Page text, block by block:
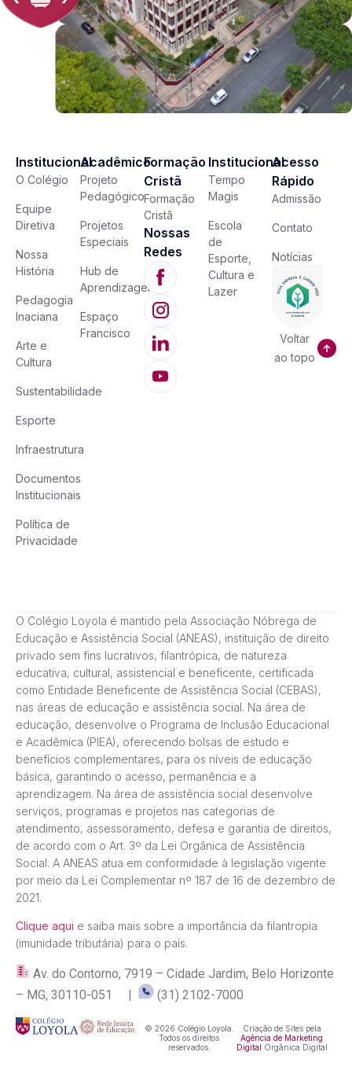
Institucional
O Colégio
Equipe
Diretiva
Nossa
História
Pedagogia
Inaciana
Arte e
Cultura
Sustentabilidade
Esporte
Infraestrutura
Documentos
Institucionais
Política de
Privacidade
Acadêmico
Projeto
Pedagógico
Projetos
Especiais
Hub de
Aprendizagem
Espaço
Francisco
Formação
Cristã
Formação
Cristã
Nossas
Redes
Institucional
Tempo
Magis
Escola
de
Esporte,
Cultura e
Lazer
Acesso
Rápido
Admissão
Contato
Notícias
Voltar
ao topo
O Colégio Loyola é mantido pela Associação Nóbrega de
Educação e Assistência Social (ANEAS), instituição de direito
privado sem fins lucrativos, filantrópica, de natureza
educativa, cultural, assistencial e beneficente, certificada
como Entidade Beneficente de Assistência Social (CEBAS),
nas áreas de educação e assistência social. Na área de
educação, desenvolve o Programa de Inclusão Educacional
e Acadêmica (PIEA), oferecendo bolsas de estudo e
benefícios complementares, para os níveis de educação
básica, garantindo o acesso, permanência e a
aprendizagem. Na área de assistência social desenvolve
serviços, programas e projetos nas categorias de
atendimento, assessoramento, defesa e garantia de direitos,
de acordo com o Art. 3º da Lei Orgânica de Assistência
Social. A ANEAS atua em conformidade à legislação vigente
por meio da Lei Complementar nº 187 de 16 de dezembro de
2021.
Clique aqui e saiba mais sobre a importância da filantropia
(imunidade tributária) para o país.
Av. do Contorno, 7919 – Cidade Jardim, Belo Horizonte
– MG, 30110-051 |
(31) 2102-7000
© 2026 Colégio Loyola.
Todos os direitos
reservados.
Criação de Sites pela
Agência de Marketing
Digital Orgânica Digital